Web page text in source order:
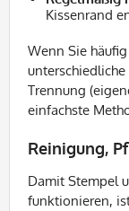
Kissenrand
Wenn Sie
Trennung
einfachste
Reinigung,
Damit Stempel
funktionieren,